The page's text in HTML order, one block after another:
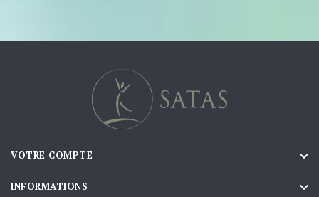
VOTRE COMPTE 
INFORMATIONS 